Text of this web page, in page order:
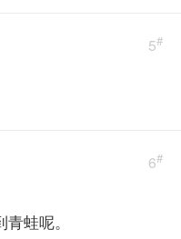
5#
6#
蛙呢。